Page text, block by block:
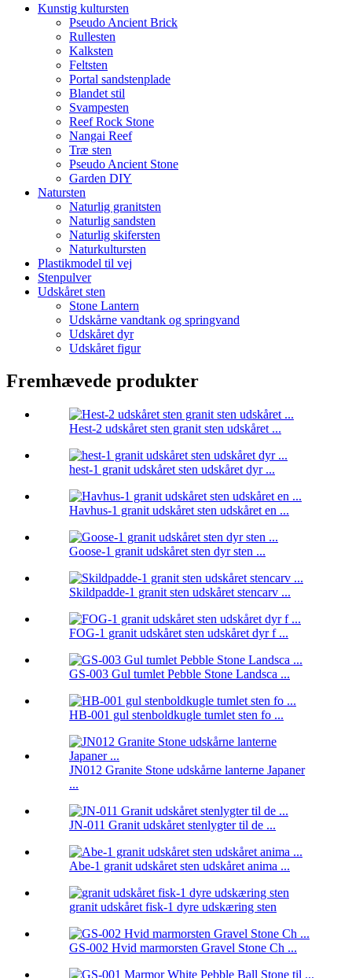
Kunstig kultursten
Pseudo Ancient Brick
Rullesten
Kalksten
Feltsten
Portal sandstenplade
Blandet stil
Svampesten
Reef Rock Stone
Nangai Reef
Træ sten
Pseudo Ancient Stone
Garden DIY
Natursten
Naturlig granitsten
Naturlig sandsten
Naturlig skifersten
Naturkultursten
Plastikmodel til vej
Stenpulver
Udskåret sten
Stone Lantern
Udskårne vandtank og springvand
Udskåret dyr
Udskåret figur
Fremhævede produkter
Hest-2 udskåret sten granit sten udskåret ...
hest-1 granit udskåret sten udskåret dyr ...
Havhus-1 granit udskåret sten udskåret en ...
Goose-1 granit udskåret sten dyr sten ...
Skildpadde-1 granit sten udskåret stencarv ...
FOG-1 granit udskåret sten udskåret dyr f ...
GS-003 Gul tumlet Pebble Stone Landsca ...
HB-001 gul stenboldkugle tumlet sten fo ...
JN012 Granite Stone udskårne lanterne Japaner
...
JN-011 Granit udskåret stenlygter til de ...
Abe-1 granit udskåret sten udskåret anima ...
granit udskåret fisk-1 dyre udskæring sten
GS-002 Hvid marmorsten Gravel Stone Ch ...